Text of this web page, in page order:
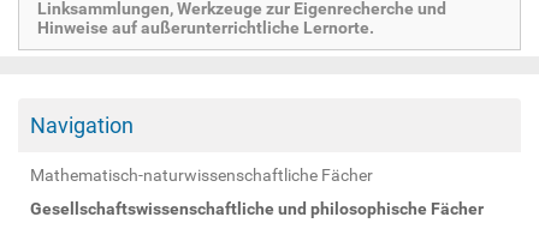
Linksammlungen, Werkzeuge zur Eigenrecherche und
Hinweise auf außerunterrichtliche Lernorte.
Navigation
Mathematisch-naturwissenschaftliche Fächer
Gesellschaftswissenschaftliche und philosophische Fächer